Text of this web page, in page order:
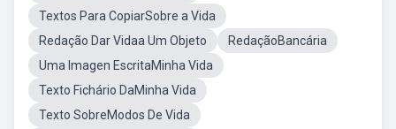
Textos Para CopiarSobre a Vida
Redação Dar Vidaa Um Objeto
RedaçãoBancária
Uma Imagen EscritaMinha Vida
Texto Fichário DaMinha Vida
Texto SobreModos De Vida